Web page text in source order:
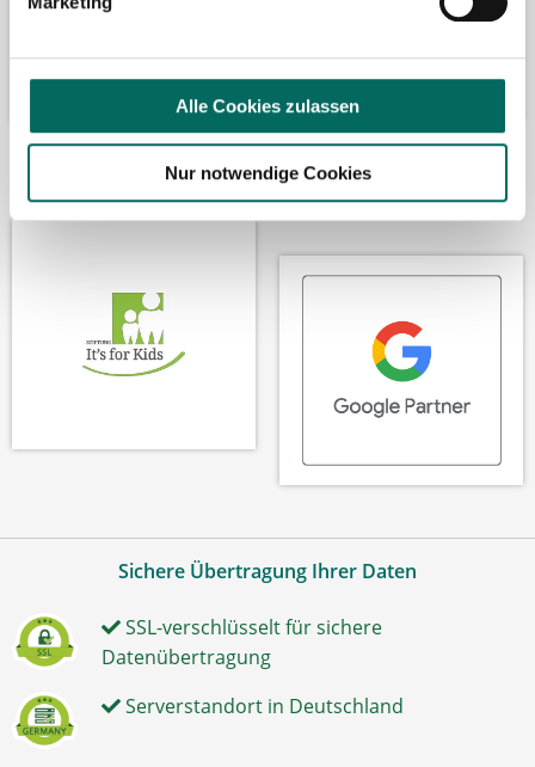
Alle Cookies zulassen
Nur notwendige Cookies
Wir fördern
Wir sind Google-
Partner
Sichere Übertragung Ihrer Daten
SSL-verschlüsselt für sichere
Datenübertragung
Serverstandort in Deutschland